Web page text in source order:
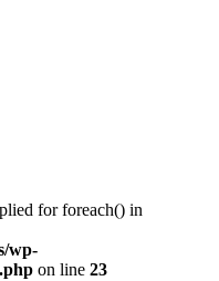
for foreach() in
wp-
on line 23